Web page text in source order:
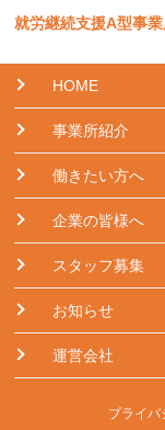
就労継続支援A型事
HOME
事業所紹介
働きたい方へ
企業の皆様へ
スタッフ募集
お知らせ
運営会社
プライバ